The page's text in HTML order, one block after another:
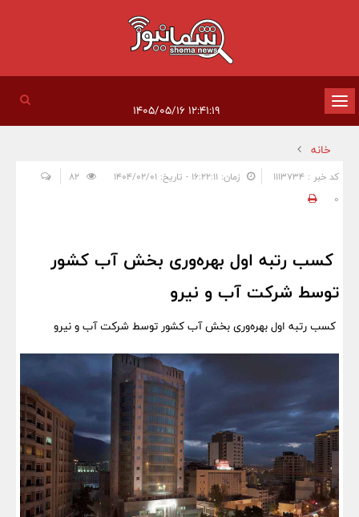
تغییر
وضعیت
ناوبری
۱۲:۴۱:۱۹ ۱۴۰۵/۰۵/۱۶
خانه
کد خبر : 1113734 زمان: ۱۶:۲۲:۱۱ - تاریخ: ۱۴۰۴/۰۲/۰۱
0
کسب رتبه اول بهره‌وری بخش آب کشور
توسط شرکت آب و نیرو
کسب رتبه اول بهره‌وری بخش آب کشور توسط شرکت آب و نیرو